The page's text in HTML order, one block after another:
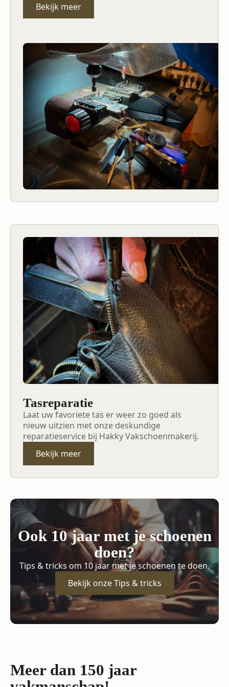
Bekijk meer
Tasreparatie
Laat uw favoriete tas er weer zo goed als
nieuw uitzien met onze deskundige
reparatieservice bij Hakky Vakschoenmakerij.
Bekijk meer
Ook 10 jaar met je schoenen
doen?
Tips & tricks om 10 jaar met je schoenen te doen.
Bekijk onze Tips & tricks
Meer dan 150 jaar